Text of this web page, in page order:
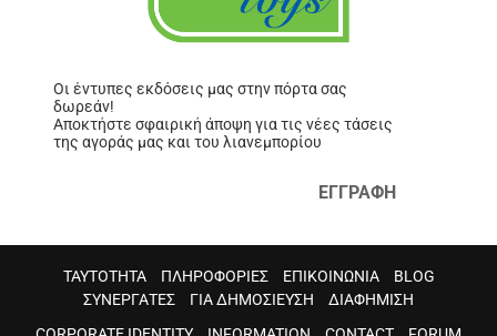
Οι έντυπες εκδόσεις μας στην πόρτα σας
δωρεάν!
Αποκτήστε σφαιρική άποψη για τις νέες τάσεις
της αγοράς μας και του λιανεμπορίου
ΕΓΓΡΑΦΗ
ΤΑΥΤΟΤΗΤΑ ΠΛΗΡΟΦΟΡΙΕΣ ΕΠΙΚΟΙΝΩΝΙΑ
BLOG
ΣΥΝΕΡΓΑΤΕΣ
ΓΙΑ ΔΗΜΟΣΙΕΥΣΗ
ΔΙΑΦΗΜΙΣΗ